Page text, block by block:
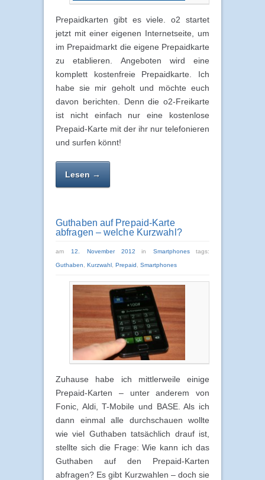
Prepaidkarten gibt es viele. o2 startet
jetzt mit einer eigenen Internetseite, um
im Prepaidmarkt die eigene Prepaidkarte
zu etablieren. Angeboten wird eine
komplett kostenfreie Prepaidkarte. Ich
habe sie mir geholt und möchte euch
davon berichten. Denn die o2-Freikarte
ist nicht einfach nur eine kostenlose
Prepaid-Karte mit der ihr nur telefonieren
und surfen könnt!
Lesen →
Guthaben auf Prepaid-Karte
abfragen – welche Kurzwahl?
am 12. November 2012 in Smartphones tags:
Guthaben, Kurzwahl , Prepaid , Smartphones
Zuhause habe ich mittlerweile einige
Prepaid-Karten – unter anderem von
Fonic, Aldi, T-Mobile und BASE. Als ich
dann einmal alle durchschauen wollte
wie viel Guthaben tatsächlich drauf ist,
stellte sich die Frage: Wie kann ich das
Guthaben auf den Prepaid-Karten
abfragen? Es gibt Kurzwahlen – doch sie